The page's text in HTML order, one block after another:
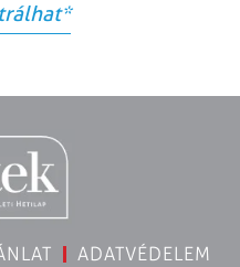
*
ADATVÉDELEM